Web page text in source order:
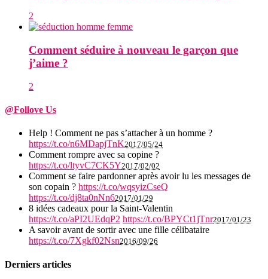
2
Comment séduire à nouveau le garçon que
j’aime ?
2
@Follove Us
Help ! Comment ne pas s’attacher à un homme ?
https://t.co/n6MDapjTnK2017/05/24
Comment rompre avec sa copine ?
https://t.co/ltyvC7CK5Y2017/02/02
Comment se faire pardonner après avoir lu les messages de
son copain ? https://t.co/wqsyizCseQ
https://t.co/dj8ta0nNn62017/01/29
8 idées cadeaux pour la Saint-Valentin
https://t.co/aPI2UEdqP2 https://t.co/BPYCt1jTnr2017/01/23
A savoir avant de sortir avec une fille célibataire
https://t.co/7Xgkf02Nsn2016/09/26
Derniers articles